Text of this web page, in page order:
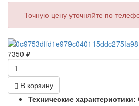
Точную цену уточняйте по
7350 ₽
В корзину
Технические характеристики: